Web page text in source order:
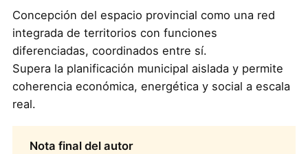
Concepción del espacio provincial como una red
integrada de territorios con funciones
diferenciadas, coordinados entre sí.
Supera la planificación municipal aislada y permite
coherencia económica, energética y social a escala
real.
Nota final del autor